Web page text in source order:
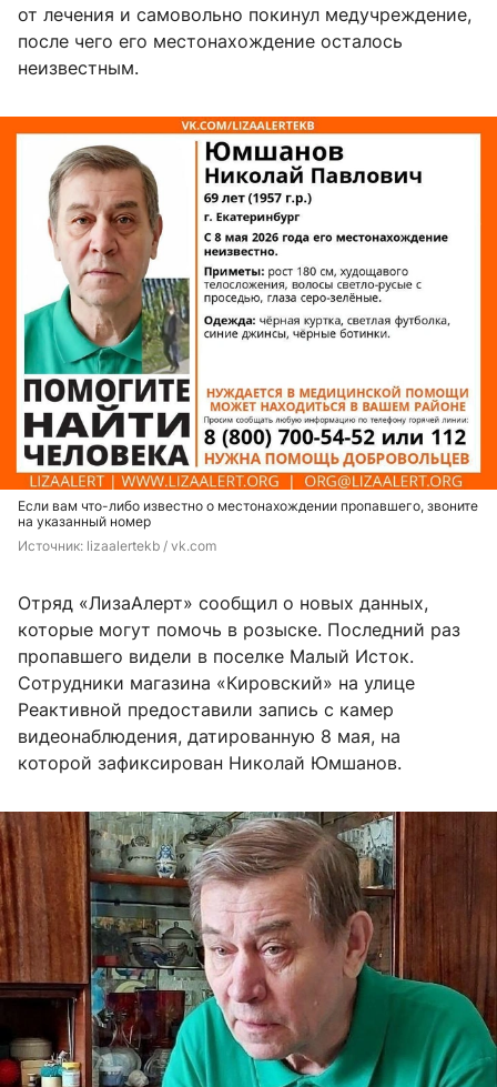
от лечения и самовольно покинул медучреждение,
после чего его местонахождение осталось
неизвестным.
Если вам что-либо известно о местонахождении пропавшего, звоните
на указанный номер
Источник: lizaalertekb / vk.com
Отряд «ЛизаАлерт» сообщил о новых данных,
которые могут помочь в розыске. Последний раз
пропавшего видели в поселке Малый Исток.
Сотрудники магазина «Кировский» на улице
Реактивной предоставили запись с камер
видеонаблюдения, датированную 8 мая, на
которой зафиксирован Николай Юмшанов.